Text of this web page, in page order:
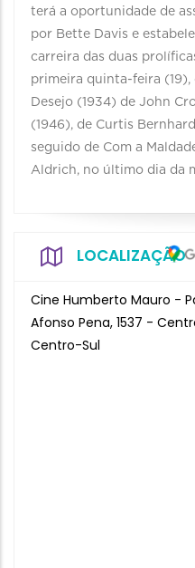
terá a oportunidade de
por Bette Davis e
carreira das duas
primeira quinta-feira (19),
Desejo (1934) de John
(1946), de Curtis
seguido de Com a
Aldrich, no último dia da
LOCALIZAÇÃO
Cine Humberto Mauro -
Afonso Pena, 1537 -
Centro-Sul